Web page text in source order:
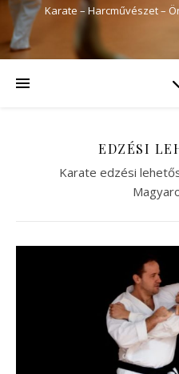
Karate – Harcművészet –
EDZÉSI
Karate edzési